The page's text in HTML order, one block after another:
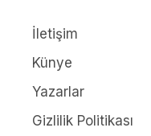
İletişim
Künye
Yazarlar
Gizlilik Politikası